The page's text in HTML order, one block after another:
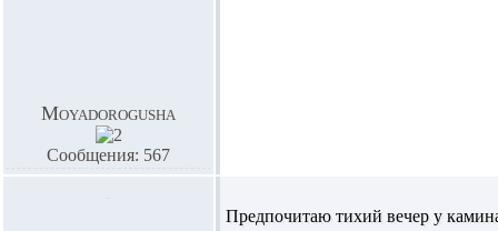
Moyadorogusha
Сообщения: 567
Предпочитаю тихий вечер у